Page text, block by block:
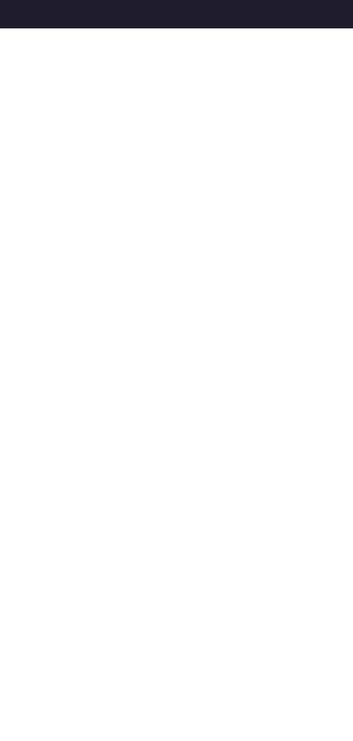
Marketing GmbH